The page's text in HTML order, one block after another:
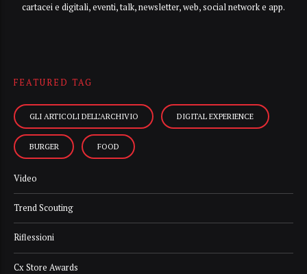
cartacei e digitali, eventi, talk, newsletter, web, social network e app.
FEATURED TAG
GLI ARTICOLI DELL’ARCHIVIO DIGITAL EXPERIENCE
BURGER FOOD
Video
Trend Scouting
Riflessioni
Cx Store Awards